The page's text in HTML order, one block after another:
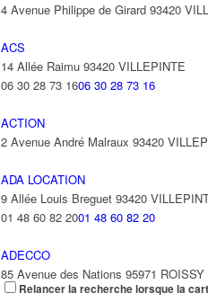
4 Avenue Philippe de Girard 93420
ACS
14 Allée Raimu 93420 VILLEPINTE
06 30 28 73 1606 30 28 73 16
ACTION
2 Avenue André Malraux 93420
ADA LOCATION
9 Allée Louis Breguet 93420
01 48 60 82 2001 48 60 82 20
ADECCO
85 Avenue des Nations 95971
01 48 63 85 85 01 48 63 85 85
Relancer la recherche lorsque la